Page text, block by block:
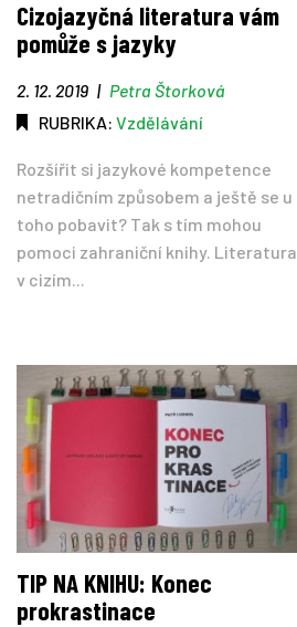
Cizojazyčná literatura vám
pomůže s jazyky
2. 12. 2019 | Petra Štorková
RUBRIKA: Vzdělávání
Rozšířit si jazykové kompetence
netradičním způsobem a ještě se u
toho pobavit? Tak s tím mohou
pomoci zahraniční knihy. Literatura
v cizím...
TIP NA KNIHU: Konec
prokrastinace